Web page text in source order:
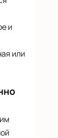
и
или